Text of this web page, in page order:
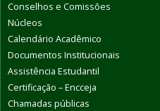
Conselhos e Comissões
Núcleos
Calendário Acadêmico
Documentos Institucionais
Assistência Estudantil
Certificação – Encceja
Chamadas públicas